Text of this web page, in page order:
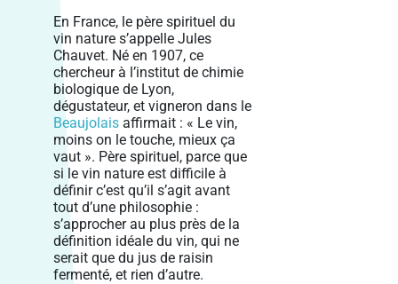
En France, le père spirituel du
vin nature s’appelle Jules
Chauvet. Né en 1907, ce
chercheur à l’institut de chimie
biologique de Lyon,
dégustateur, et vigneron dans le
Beaujolais affirmait : « Le vin,
moins on le touche, mieux ça
vaut ». Père spirituel, parce que
si le vin nature est difficile à
définir c’est qu’il s’agit avant
tout d’une philosophie :
s’approcher au plus près de la
définition idéale du vin, qui ne
serait que du jus de raisin
fermenté, et rien d’autre.